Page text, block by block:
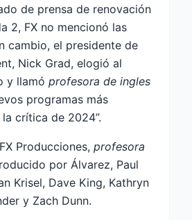
de prensa de renovación
2, FX no mencionó las
cambio, el presidente de
Nick Grad, elogió al
y llamó profesora de ingles
programas más
crítica de 2024”.
Producciones, profesora
por Álvarez, Paul
Krisel, Dave King, Kathryn
y Zach Dunn.